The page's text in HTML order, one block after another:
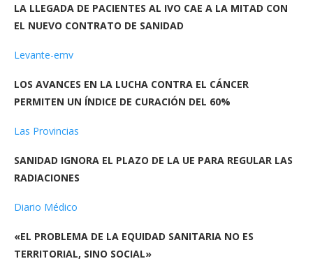
LA LLEGADA DE PACIENTES AL IVO CAE A LA MITAD CON
EL NUEVO CONTRATO DE SANIDAD
Levante-emv
LOS AVANCES EN LA LUCHA CONTRA EL CÁNCER
PERMITEN UN ÍNDICE DE CURACIÓN DEL 60%
Las Provincias
SANIDAD IGNORA EL PLAZO DE LA UE PARA REGULAR LAS
RADIACIONES
Diario Médico
«EL PROBLEMA DE LA EQUIDAD SANITARIA NO ES
TERRITORIAL, SINO SOCIAL»